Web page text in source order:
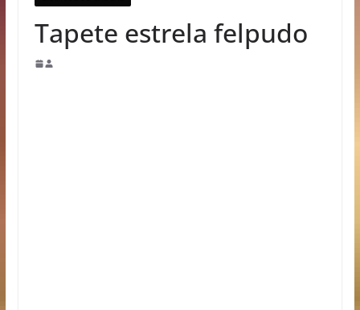
Tapete estrela felpudo